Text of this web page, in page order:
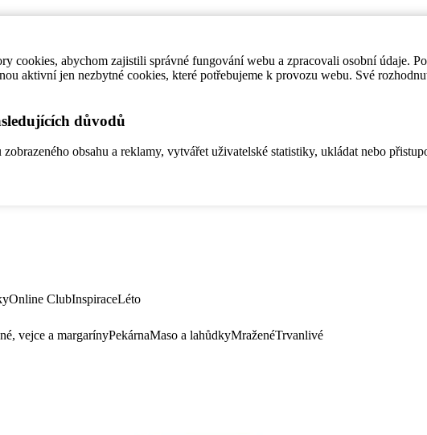
cookies, abychom zajistili správné fungování webu a zpracovali osobní údaje.
aktivní jen nezbytné cookies, které potřebujeme k provozu webu. Své
důvodů
obsahu a reklamy, vytvářet uživatelské statistiky, ukládat nebo
Online ClubInspiraceLéto
vejce a margarínyPekárnaMaso a lahůdkyMraženéTrvanlivé